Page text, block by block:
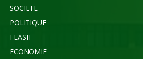
SOCIETE
POLITIQUE
FLASH
ECONOMIE